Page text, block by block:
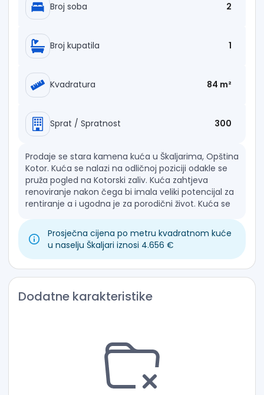
Broj soba 2
Broj kupatila 1
Kvadratura 84 m²
Sprat / Spratnost 300
Prodaje se stara kamena kuća u Škaljarima, Opština
Kotor. Kuća se nalazi na odličnoj poziciji odakle se
pruža pogled na Kotorski zaliv. Kuća zahtjeva
renoviranje nakon čega bi imala veliki potencijal za
rentiranje a i ugodna je za porodični život. Kuća se
Prosječna cijena po metru kvadratnom kuće
u naselju Škaljari iznosi 4.656 €
Dodatne karakteristike